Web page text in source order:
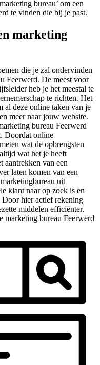
bureau’ om een
te vinden die bij je past.
marketing
die je zal ondervinden
Feerwerd. De meest voor
heb je het meestal te
te richten. Het
al deze online taken van je
meer naar jouw website.
bureau Feerwerd
Doordat online
wat de opbrengsten
wat het je heeft
aantrekken van een
laten komen van een
uit
klant naar op zoek is en
hier actief rekening
middelen efficiënter.
marketing bureau Feerwerd